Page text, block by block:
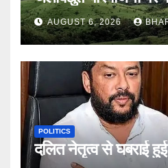
AUGUST 6, 2026
POLITICS
दलित नेतृत्व से घबराई हुई